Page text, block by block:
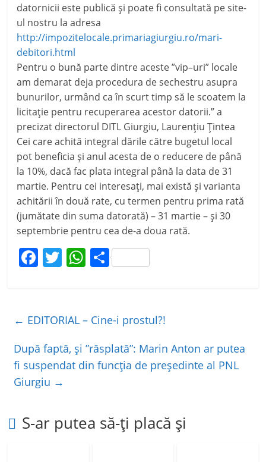
datornicii este publică și poate fi consultată pe site-
ul nostru la adresa
http://impozitelocale.primariagiurgiu.ro/mari-
debitori.html
Pentru o bună parte dintre aceste ”vip–uri” locale
am demarat deja procedura de sechestru asupra
bunurilor, urmând ca în scurt timp să le scoatem la
licitație pentru recuperarea acestor datorii.” a
precizat directorul DITL Giurgiu, Laurențiu Țintea
Cei care achită integral dările către bugetul local
pot beneficia și anul acesta de o reducere de până
la 10%, dacă fac plata integral până la data de 31
martie. Pentru cei interesați, mai există și varianta
achitării în două rate, cu termen pentru prima rată
(jumătate din suma datorată) – 31 martie – și 30
septembrie pentru cea de-a doua rată.
F
e
o
o
k
T
er
W
s
p
p
P
je
z
ă
← EDITORIAL – Cine-i prostul?!
După faptă, și ”răsplată”: Marin Anton ar putea
fi suspendat din funcția de președinte al PNL
Giurgiu →
S-ar putea să-ți placă și